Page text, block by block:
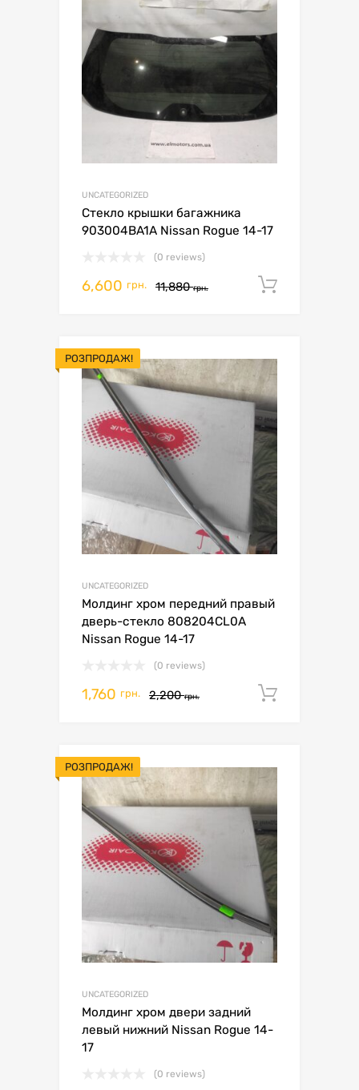
UNCATEGORIZED
Стекло крышки багажника
903004BA1A Nissan Rogue 14-17
(0 reviews)
11,880грн.
6,600 грн.
РОЗПРОДАЖ!
UNCATEGORIZED
Молдинг хром передний правый
дверь-стекло 808204CL0A
Nissan Rogue 14-17
(0 reviews)
2,200грн.
1,760 грн.
РОЗПРОДАЖ!
UNCATEGORIZED
Молдинг хром двери задний
левый нижний Nissan Rogue 14-
17
(0 reviews)